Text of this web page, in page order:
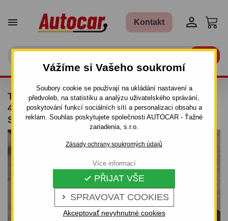
Vážíme si Vašeho soukromí
Soubory cookie se používají na ukládání nastavení a
předvoleb, na statistiku a analýzu uživatelského správání,
poskytování funkcí sociálních sítí a personalizaci obsahu a
reklam. Souhlas poskytujete společnosti AUTOCAR - Ťažné
zariadenia, s.r.o.
Zásady ochrany soukromých údajů
 SPRAVOVAT COOKIES
 PŘIJAT VŠE
Akceptovať nevyhnutné cookies
Více informací
 Kontakt 
TAŽNÉ ZAŘÍZENÍ PRO CHRYSLER 300 C -
4DV.,KOMBI - OD 2004 DO 2011 - ŠROUBOVÝ
SYSTÉM